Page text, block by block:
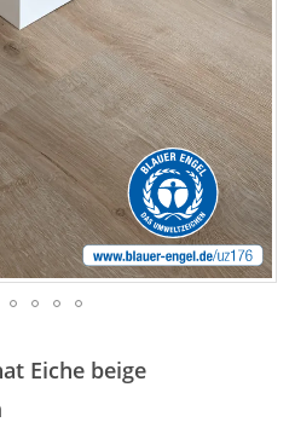
Eiche beige